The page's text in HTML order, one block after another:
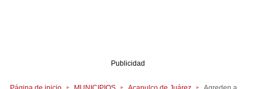
Publicidad